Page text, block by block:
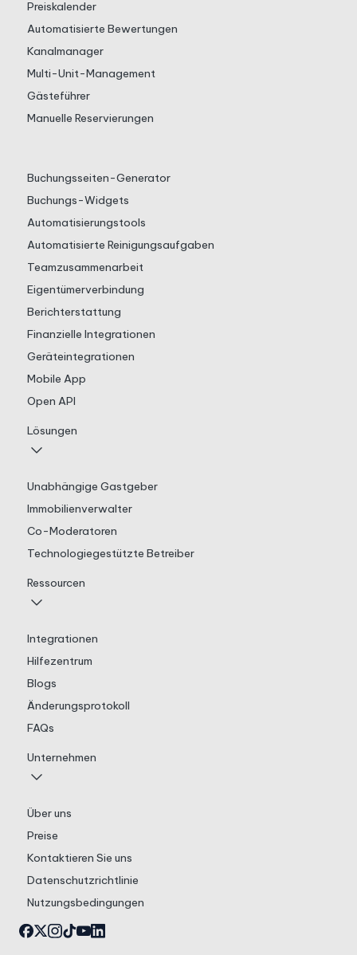
Preiskalender
Automatisierte Bewertungen
Kanalmanager
Multi-Unit-Management
Gästeführer
Manuelle Reservierungen
Buchungsseiten-Generator
Buchungs-Widgets
Automatisierungstools
Automatisierte Reinigungsaufgaben
Teamzusammenarbeit
Eigentümerverbindung
Berichterstattung
Finanzielle Integrationen
Geräteintegrationen
Mobile App
Open API
Lösungen
Unabhängige Gastgeber
Immobilienverwalter
Co-Moderatoren
Technologiegestützte Betreiber
Ressourcen
Integrationen
Hilfezentrum
Blogs
Änderungsprotokoll
FAQs
Unternehmen
Über uns
Preise
Kontaktieren Sie uns
Datenschutzrichtlinie
Nutzungsbedingungen